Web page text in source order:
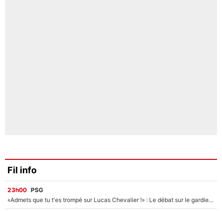
Fil info
23h00 PSG
«Admets que tu t'es trompé sur Lucas Chevalier !» : Le débat sur le gardien du PSG vire au clash à l'After Foot